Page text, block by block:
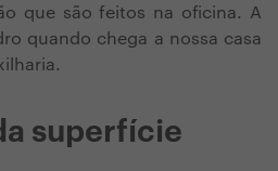
que são feitos na oficina. A
quando chega a nossa casa
superfície